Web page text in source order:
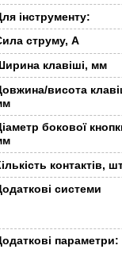
інструменту:
струму, А
клавіші, мм
висота
бокової
контактів,
системи
параметри: